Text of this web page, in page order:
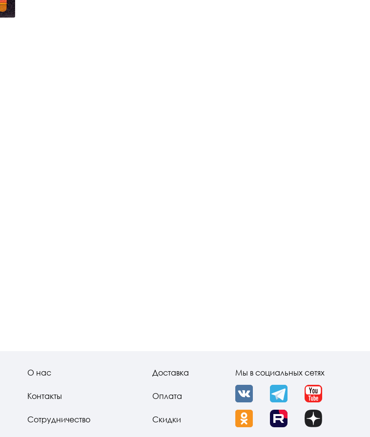
О нас
Контакты
Сотрудничество
Доставка
Оплата
Скидки
Мы в социальных сетях
VK Telegram YouTube
OK Rutube Dzen